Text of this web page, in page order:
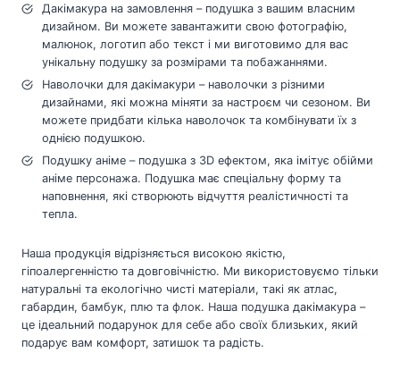
Дакімакура на замовлення – подушка з вашим власним
дизайном. Ви можете завантажити свою фотографію,
малюнок, логотип або текст і ми виготовимо для вас
унікальну подушку за розмірами та побажаннями.
Наволочки для дакімакури – наволочки з різними
дизайнами, які можна міняти за настроєм чи сезоном. Ви
можете придбати кілька наволочок та комбінувати їх з
однією подушкою.
Подушку аніме – подушка з 3D ефектом, яка імітує обійми
аніме персонажа. Подушка має спеціальну форму та
наповнення, які створюють відчуття реалістичності та
тепла.
Наша продукція відрізняється високою якістю,
гіпоалергенністю та довговічністю. Ми використовуємо тільки
натуральні та екологічно чисті матеріали, такі як атлас,
габардин, бамбук, плю та флок. Наша подушка дакімакура –
це ідеальний подарунок для себе або своїх близьких, який
подарує вам комфорт, затишок та радість.